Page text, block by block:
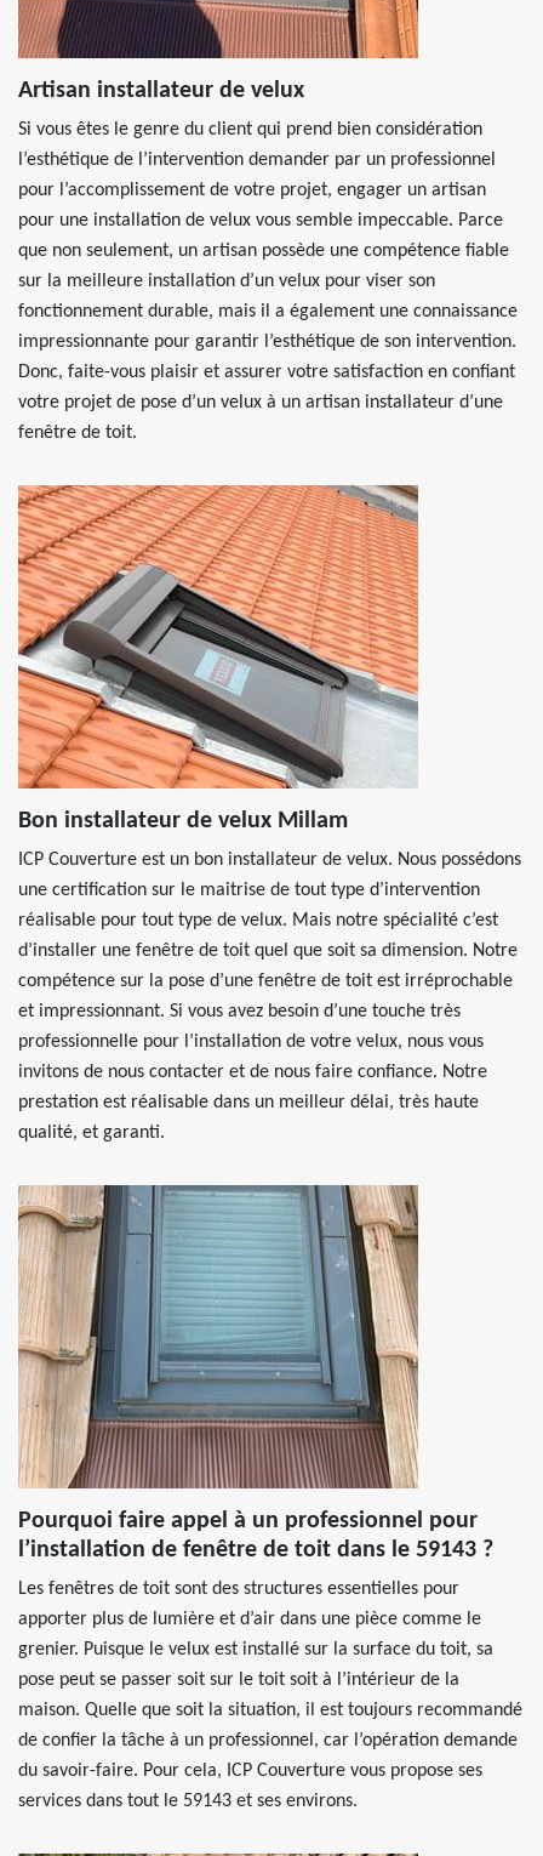
Artisan installateur de velux
Si vous êtes le genre du client qui prend bien considération
l’esthétique de l’intervention demander par un professionnel
pour l’accomplissement de votre projet, engager un artisan
pour une installation de velux vous semble impeccable. Parce
que non seulement, un artisan possède une compétence fiable
sur la meilleure installation d’un velux pour viser son
fonctionnement durable, mais il a également une connaissance
impressionnante pour garantir l’esthétique de son intervention.
Donc, faite-vous plaisir et assurer votre satisfaction en confiant
votre projet de pose d’un velux à un artisan installateur d’une
fenêtre de toit.
Bon installateur de velux Millam
ICP Couverture est un bon installateur de velux. Nous possédons
une certification sur le maitrise de tout type d’intervention
réalisable pour tout type de velux. Mais notre spécialité c’est
d’installer une fenêtre de toit quel que soit sa dimension. Notre
compétence sur la pose d’une fenêtre de toit est irréprochable
et impressionnant. Si vous avez besoin d’une touche très
professionnelle pour l’installation de votre velux, nous vous
invitons de nous contacter et de nous faire confiance. Notre
prestation est réalisable dans un meilleur délai, très haute
qualité, et garanti.
Pourquoi faire appel à un professionnel pour
l’installation de fenêtre de toit dans le 59143 ?
Les fenêtres de toit sont des structures essentielles pour
apporter plus de lumière et d’air dans une pièce comme le
grenier. Puisque le velux est installé sur la surface du toit, sa
pose peut se passer soit sur le toit soit à l’intérieur de la
maison. Quelle que soit la situation, il est toujours recommandé
de confier la tâche à un professionnel, car l’opération demande
du savoir-faire. Pour cela, ICP Couverture vous propose ses
services dans tout le 59143 et ses environs.